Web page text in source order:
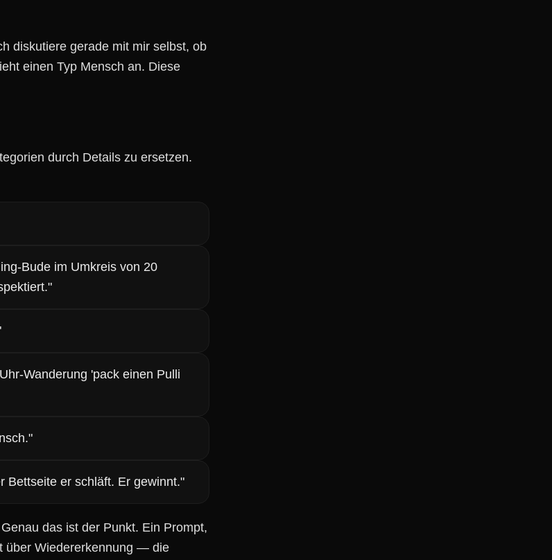
diskutiere gerade mit mir selbst, ob
einen Typ Mensch an. Diese
durch Details zu ersetzen.
Bude im Umkreis von 20
Wanderung 'pack einen Pulli
Bettseite er schläft. Er gewinnt."
das ist der Punkt. Ein Prompt,
über Wiedererkennung — die